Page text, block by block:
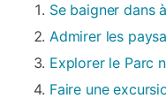
Se baigner dans
Admirer les
Explorer le Parc
Faire une